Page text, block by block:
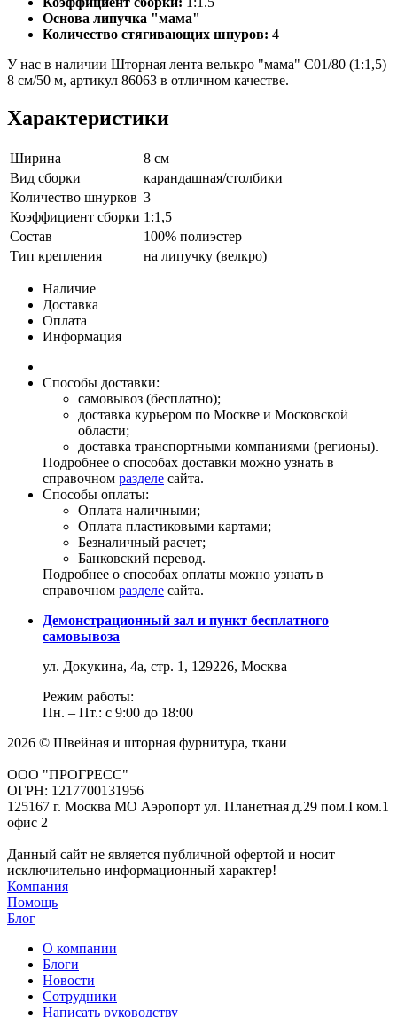
Основа липучка "мама"
Количество стягивающих шнуров: 4
У нас в наличии Шторная лента велькро "мама" C01/80 (1:1,5)
8 см/50 м, артикул 86063 в отличном качестве.
Характеристики
Ширина
8 см
Вид сборки
карандашная/столбики
Количество шнурков 3
Коэффициент сборки 1:1,5
Состав
100% полиэстер
Тип крепления
на липучку (велкро)
Наличие
Доставка
Оплата
Информация
Способы доставки:
самовывоз (бесплатно);
доставка курьером по Москве и Московской
области;
доставка транспортными компаниями (регионы).
Подробнее о способах доставки можно узнать в
справочном разделе сайта.
Способы оплаты:
Оплата наличными;
Оплата пластиковыми картами;
Безналичный расчет;
Банковский перевод.
Подробнее о способах оплаты можно узнать в
справочном разделе сайта.
Демонстрационный зал и пункт бесплатного
самовывоза
ул. Докукина, 4а, стр. 1, 129226, Москва
Режим работы:
Пн. – Пт.: с 9:00 до 18:00
2026 © Швейная и шторная фурнитура, ткани
ООО "ПРОГРЕСС"
ОГРН: 1217700131956
125167 г. Москва МО Аэропорт ул. Планетная д.29 пом.I ком.1
офис 2
Данный сайт не является публичной офертой и носит
исключительно информационный характер!
Компания
Помощь
Блог
О компании
Блоги
Новости
Сотрудники
Написать руководству